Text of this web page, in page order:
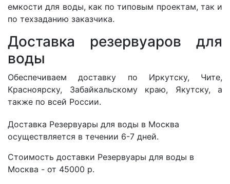
емкости для воды, как по типовым проектам, так и
по техзаданию заказчика.
Доставка резервуаров для
воды
Обеспечиваем доставку по Иркутску, Чите,
Красноярску, Забайкальскому краю, Якутску, а
также по всей России.
Доставка Резервуары для воды в Москва
осуществляется в течении 6-7 дней.
Стоимость доставки Резервуары для воды в
Москва - от 45000 р.